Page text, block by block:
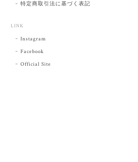
特定商取引法に基づく表記
LINK
Instagram
Facebook
Official Site